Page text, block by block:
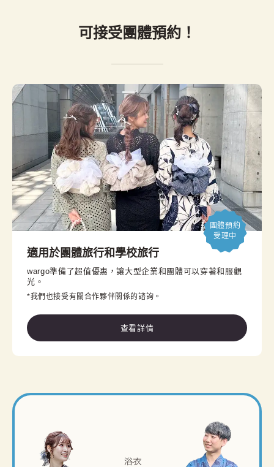
可接受團體預約！
團體預約
受理中
適用於團體旅行和學校旅行
wargo準備了超值優惠，讓大型企業和團體可以穿著和服觀
光。
*我們也接受有關合作夥伴關係的諮詢。
查看詳情